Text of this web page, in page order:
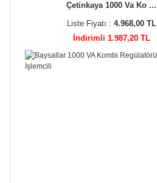
Çetinkaya 1000 Va Ko ...
Liste Fiyatı : 4.968,00 TL
İndirimli 1.987,20 TL